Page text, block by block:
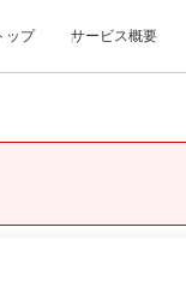
ップ サービス概要